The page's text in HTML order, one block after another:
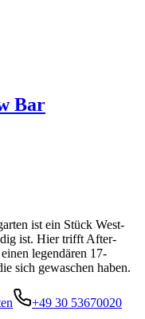
Bar
ist ein Stück West-
ist. Hier trifft After-
legendären 17-
sich gewaschen haben.
+49 30 53670020